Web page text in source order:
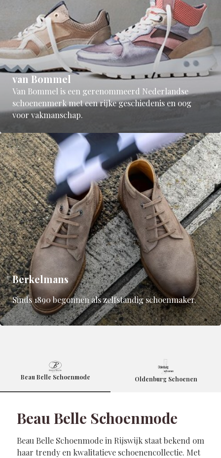
van Bommel
Van Bommel is een gerenommeerd Nederlandse
schoenenmerk met een rijke geschiedenis en oog
voor vakmanschap.
Berkelmans
Sinds 1890 begonnen als zelfstandig schoenmaker.
Beau Belle Schoenmode
Beau Belle Schoenmode in Rijswijk staat bekend om
haar trendy en kwalitatieve schoenencollectie. Met
Beau Belle Schoenmode Oldenburg Schoenen